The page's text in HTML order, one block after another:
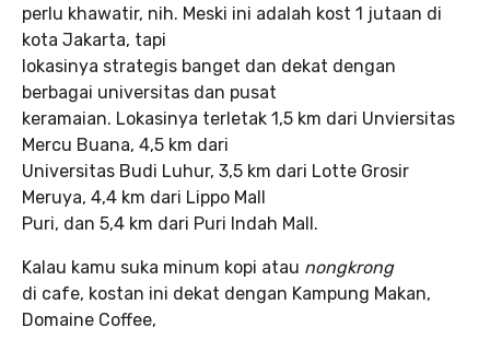
perlu khawatir, nih. Meski ini adalah kost 1 jutaan di
kota Jakarta, tapi
lokasinya strategis banget dan dekat dengan
berbagai universitas dan pusat
keramaian. Lokasinya terletak 1,5 km dari Unviersitas
Mercu Buana, 4,5 km dari
Universitas Budi Luhur, 3,5 km dari Lotte Grosir
Meruya, 4,4 km dari Lippo Mall
Puri, dan 5,4 km dari Puri Indah Mall.
Kalau kamu suka minum kopi atau nongkrong
di cafe, kostan ini dekat dengan Kampung Makan,
Domaine Coffee,